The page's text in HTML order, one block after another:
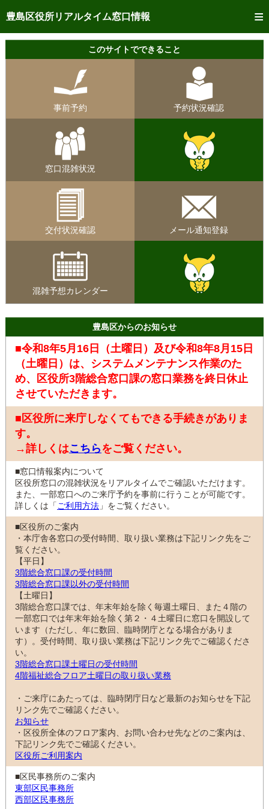
豊島区役所リアルタイム窓口情報
トップページへ
ご利用方法
予約状況確認
リアルタイム
混雑予想カレンダー
このサイトでできること
事前予約 予約状況確認
窓口混雑状況
交付状況確認 メール通知登録
混雑予想カレンダー
豊島区からのお知らせ
■令和8年5月16日（土曜日）及び令和8年8月15日
（土曜日）は、システムメンテナンス作業のた
め、区役所3階総合窓口課の窓口業務を終日休止
させていただきます。
■区役所に来庁しなくてもできる手続きがありま
す。
→詳しくはこちらをご覧ください。
■窓口情報案内について
区役所窓口の混雑状況をリアルタイムでご確認いただけます。
また、一部窓口へのご来庁予約を事前に行うことが可能です。
詳しくは「 ご利用方法 」をご覧ください。
■区役所のご案内
・本庁舎各窓口の受付時間、取り扱い業務は下記リンク先をご
覧ください。
【平日】
3階総合窓口課の受付時間
3階総合窓口課以外の受付時間
【土曜日】
3階総合窓口課では、年末年始を除く毎週土曜日、また４階の
一部窓口では年末年始を除く第２・４土曜日に窓口を開設して
います（ただし、年に数回、臨時閉庁となる場合がありま
す）。受付時間、取り扱い業務は下記リンク先でご確認くださ
い。
3階総合窓口課土曜日の受付時間
4階福祉総合フロア土曜日の取り扱い業務
・ご来庁にあたっては、臨時閉庁日など最新のお知らせを下記
リンク先でご確認ください。
お知らせ
・区役所全体のフロア案内、お問い合わせ先などのご案内は、
下記リンク先でご確認ください。
区役所ご利用案内
■区民事務所のご案内
東部区民事務所
西部区民事務所